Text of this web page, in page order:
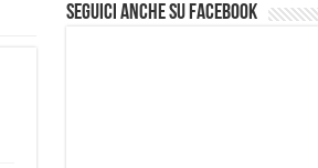
Seguici anche su Facebook